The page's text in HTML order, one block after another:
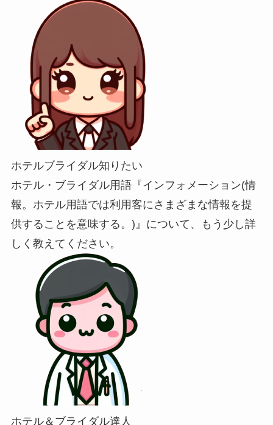
ホテルブライダル知りたい
ホテル・ブライダル用語『インフォメーション(情
報。ホテル用語では利用客にさまざまな情報を提
供することを意味する。)』について、もう少し詳
しく教えてください。
ホテル＆ブライダル達人